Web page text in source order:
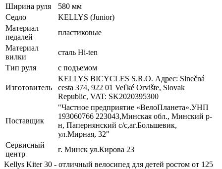
Ширина руля
580 мм
Седло
KELLYS (Junior)
Материал
педалей
пластиковые
Материал
вилки
сталь Hi-ten
Тип руля
с подъемом
Изготовитель
KELLYS BICYCLES S.R.O. Адрес: Slnečná
cesta 374, 922 01 Veľké Orvište, Slovak
Republic, VAT: SK2020395300
Поставщик
"Частное предприятие «ВелоПланета».УНП
193060766 223043,Минская обл., Минский р-
н, Папернянский с/с,аг.Большевик,
ул.Мирная, 32"
Сервисный
центр
г. Минск ул.Кирова 23
Kellys Kiter 30 - отличный велосипед для детей ростом от 125